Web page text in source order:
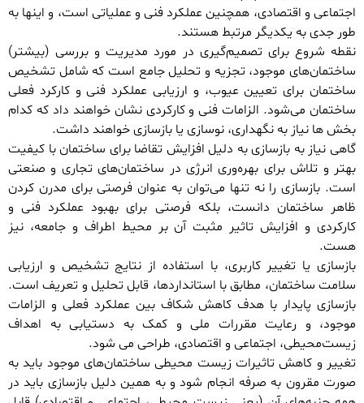
اجتماعی و اقتصادی، همچنین عملکرد فنی و عملیاتی است، و اینها به
طور جدی به یکدیگر مرتبط هستند.
نقطه شروع برای تصمیم‌گیری در مورد مدیریت و بررسی (بیشتر)
ساختمان‌های موجود، تجزیه و تحلیل جامع است که شامل تشخیص
ساختمان برای تعیین عیوب، و ارزیابی عملکرد فنی و کارکرد فعلی
ساختمان می‌شود. الزامات فنی و کارکردی نشان خواهند داد که کدام
بخش ها نیاز به نگهداری، نوسازی یا بازسازی خواهند داشت.
گاهی نیاز به بازسازی به دلیل افزایش تقاضا برای ساختمان با کیفیت
بهتر و تلاش برای بهره‌وری انرژی در ساختمان‌های تجاری و صنعتی
است. بازسازی را نه تنها می‌توان به عنوان فرصتی برای مدرن کردن
ظاهر ساختمان دانست، بلکه فرصتی برای بهبود عملکرد فنی و
کارکردی و افزایش تاثیر مثبت آن بر محیط اطراف و جامعه، نیز
هست.
بازسازی یا تغییر کاربری، با استفاده از نتایج تشخیص و ارزیابی
سلامت ساختمان، مطابق با استانداردها، قابل تحلیل و تعریف است.
بازسازی پایدار با هدف کاهش شکاف بین عملکرد فعلی و الزامات
موجود، و رعایت مقررات ملی و کمک به دستیابی به اهداف
زیست‌محیطی، اجتماعی و اقتصادی، طراحی می شود.
تغییر و کاهش تاثیرات زیست محیطی ساختمان‌های موجود باید به
صورت مقرون به صرفه انجام شود و به همین دلیل بازسازی باید در